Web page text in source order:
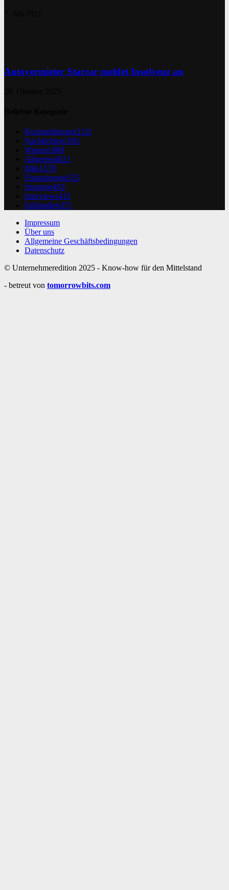
Autovermieter Starcar meldet Insolvenz an
Kurzmeldungen2111
Nachrichten1581
Wissen1089
Allgemein821
M&A570
Finanzierung535
Strategie493
Interviews415
Fallstudien371
Impressum
Über uns
Allgemeine Geschäftsbedingungen
Datenschutz
© Unternehmeredition 2025 - Know-how für den Mittelstand
- betreut von tomorrowbits.com